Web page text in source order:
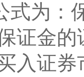
式为：
证金
入证